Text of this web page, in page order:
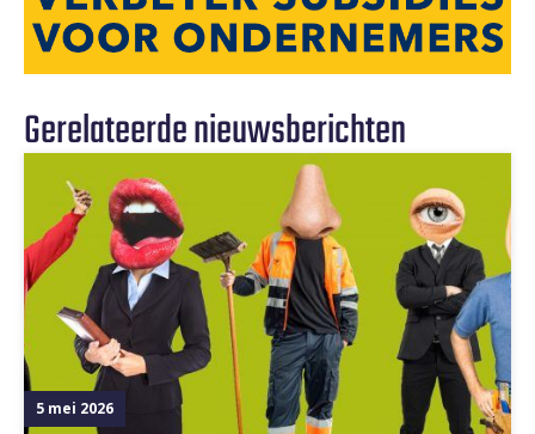
Gerelateerde nieuwsberichten
5 mei 2026